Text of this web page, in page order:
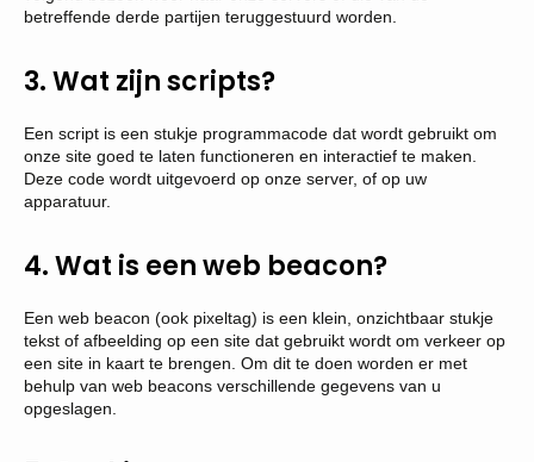
betreffende derde partijen teruggestuurd worden.
3. Wat zijn scripts?
Een script is een stukje programmacode dat wordt gebruikt om
onze site goed te laten functioneren en interactief te maken.
Deze code wordt uitgevoerd op onze server, of op uw
apparatuur.
4. Wat is een web beacon?
Een web beacon (ook pixeltag) is een klein, onzichtbaar stukje
tekst of afbeelding op een site dat gebruikt wordt om verkeer op
een site in kaart te brengen. Om dit te doen worden er met
behulp van web beacons verschillende gegevens van u
opgeslagen.